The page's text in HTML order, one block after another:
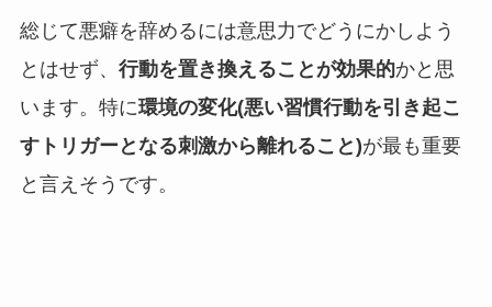
総じて悪癖を辞めるには意思力でどうにかしよう
とはせず、 行動を置き換えることが効果的かと思
います。特に環境の変化(悪い習慣行動を引き起こ
すトリガーとなる刺激から離れること)が最も重要
と言えそうです。